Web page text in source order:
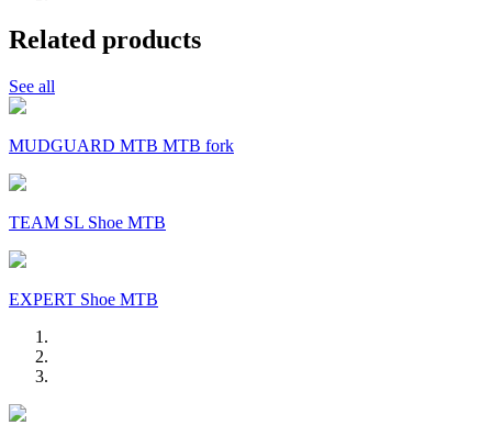
Related products
See all
MUDGUARD MTB MTB fork
TEAM SL Shoe MTB
EXPERT Shoe MTB